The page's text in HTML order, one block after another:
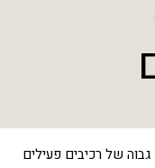
של רכיבים פעילים